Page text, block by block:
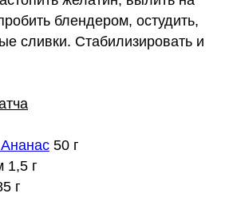
блендером, остудить,
сливки. Стабилизировать и
50 г
1,5 г
г